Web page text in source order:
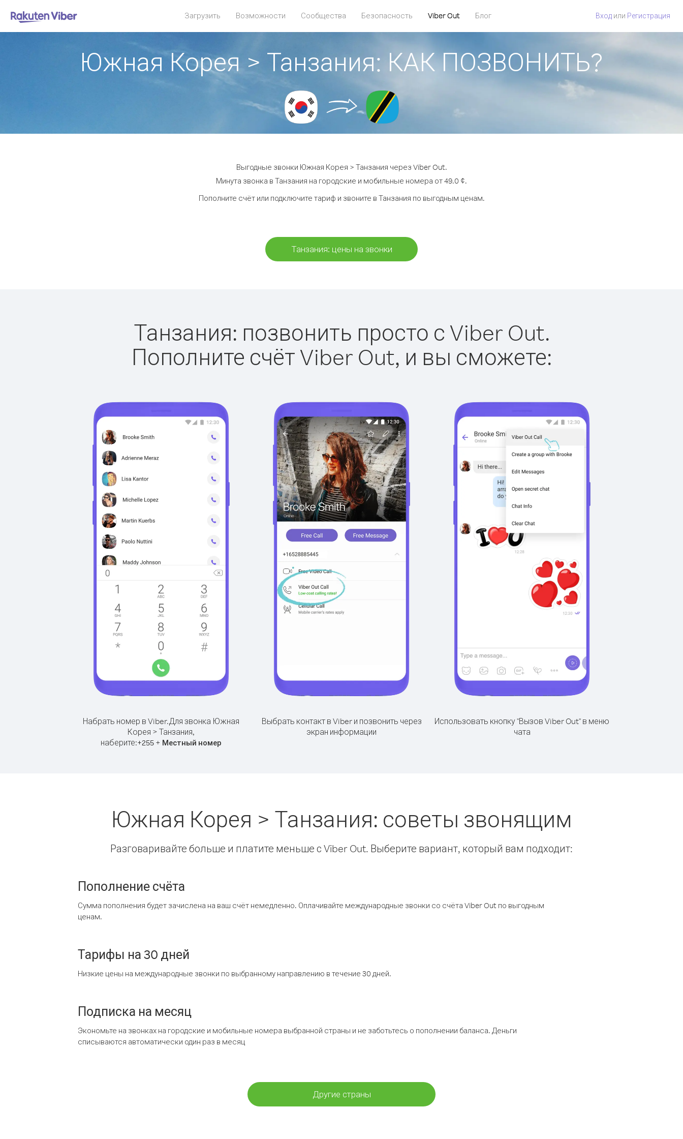
Загрузить Возможности Сообщества Безопасность Viber Out Блог Вход или Регистрация
Южная Корея > Танзания: КАК ПОЗВОНИТЬ?
Выгодные звонки Южная Корея > Танзания через Viber Out.
Минута звонка в Танзания на городские и мобильные номера от 49.0 ¢.
Пополните счёт или подключите тариф и звоните в Танзания по выгодным ценам.
Танзания: цены на звонки
Танзания: позвонить просто с Viber Out.
Пополните счёт Viber Out, и вы сможете:
Набрать номер в Viber.Для звонка Южная
Корея > Танзания,
наберите:+255 + Местный номер
Выбрать контакт в Viber и позвонить через
экран информации
Использовать кнопку "Вызов Viber Out" в меню
чата
Южная Корея > Танзания: советы звонящим
Разговаривайте больше и платите меньше с Viber Out. Выберите вариант, который вам подходит:
Пополнение счёта
Сумма пополнения будет зачислена на ваш счёт немедленно. Оплачивайте международные звонки со счёта Viber Out по выгодным
ценам.
Тарифы на 30 дней
Низкие цены на международные звонки по выбранному направлению в течение 30 дней.
Подписка на месяц
Экономьте на звонках на городские и мобильные номера выбранной страны и не заботьтесь о пополнении баланса. Деньги
списываются автоматически один раз в месяц
Другие страны